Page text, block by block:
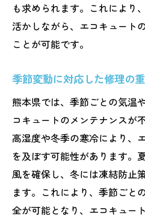
も求められます。これにより
活かしながら、エコキュート
ことが可能です。
季節変動に対応した修理の
熊本県では、季節ごとの気温
コキュートのメンテナンスが
高湿度や冬季の寒冷により、
を及ぼす可能性があります。
風を確保し、冬には凍結防止
ます。これにより、季節ごと
全が可能となり、エコキュー